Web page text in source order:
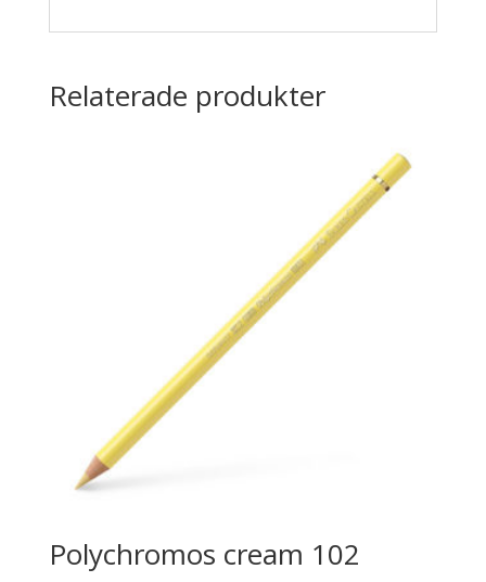
Relaterade produkter
Polychromos cream 102